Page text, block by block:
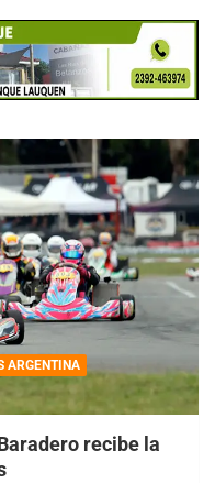
ARGENTINA
recibe la